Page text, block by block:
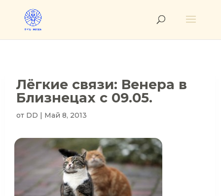
Лёгкие связи: Венера в
Близнецах с 09.05.
от DD | Май 8, 2013